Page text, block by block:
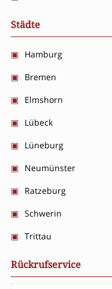
Städte
Hamburg
Bremen
Elmshorn
Lübeck
Lüneburg
Neumünster
Ratzeburg
Schwerin
Trittau
Rückrufservice